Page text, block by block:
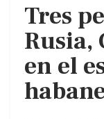
Tres
Rusia,
en el